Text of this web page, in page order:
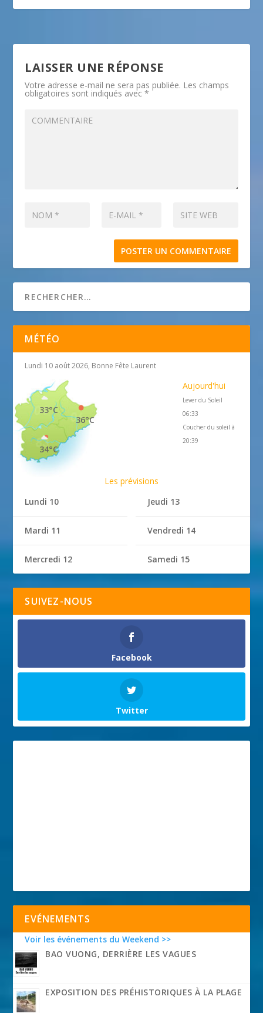
LAISSER UNE RÉPONSE
Votre adresse e-mail ne sera pas publiée. Les champs
obligatoires sont indiqués avec*
MÉTÉO
Lundi 10 août 2026, Bonne Fête Laurent
36°C
33°C
34°C
Aujourd'hui
Lever du Soleil
06:33
Coucher du soleil à
20:39
Les prévisions
Lundi 10
Mardi 11
Mercredi 12
Jeudi 13
Vendredi 14
Samedi 15
SUIVEZ-NOUS
Facebook
Twitter
EVÉNEMENTS
Voir les événements du Weekend >>
BAO VUONG, DERRIÈRE LES VAGUES
EXPOSITION DES PRÉHISTORIQUES À LA PLAGE